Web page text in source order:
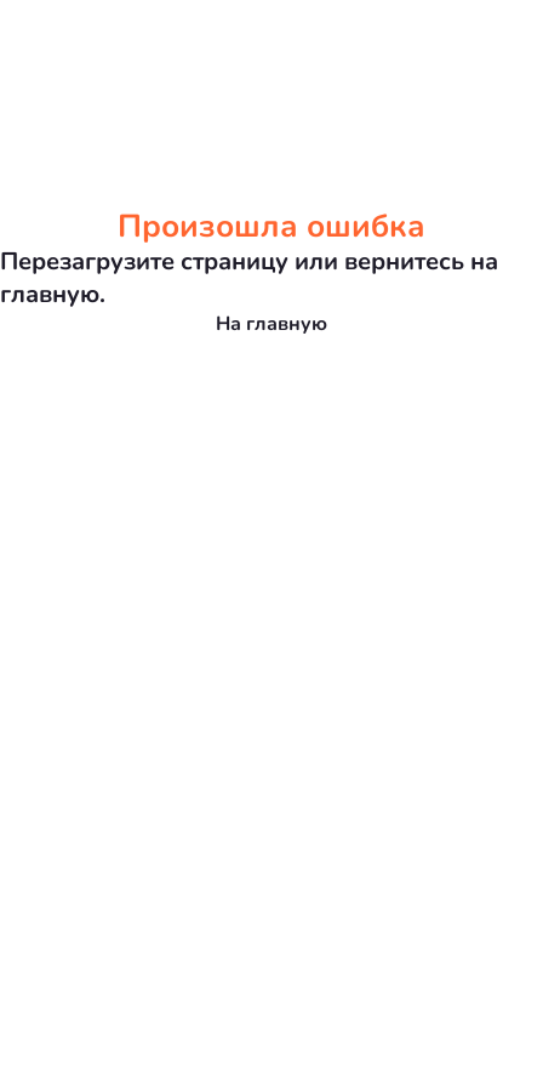
Произошла ошибка
Перезагрузите страницу или вернитесь на
главную.
На главную